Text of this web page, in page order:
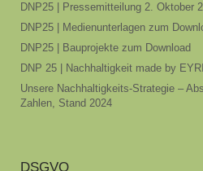
DNP25 | Pressemitteilung 2. Oktober
DNP25 | Medienunterlagen zum
DNP25 | Bauprojekte zum Download
DNP 25 | Nachhaltigkeit made by
Unsere Nachhaltigkeits-Strategie –
Zahlen, Stand 2024
DSGVO